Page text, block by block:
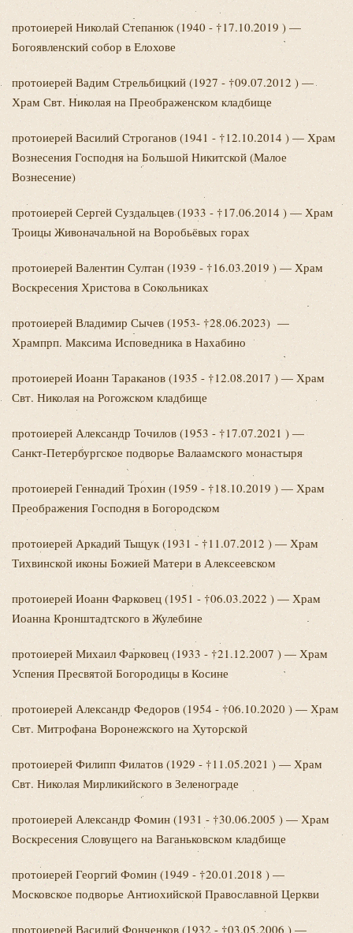
протоиерей Николай Степанюк (1940 - †17.10.2019 ) —
Богоявленский собор в Елохове
протоиерей Вадим Стрельбицкий (1927 - †09.07.2012 ) —
Храм Свт. Николая на Преображенском кладбище
протоиерей Василий Строганов (1941 - †12.10.2014 ) — Храм
Вознесения Господня на Большой Никитской (Малое
Вознесение)
протоиерей Сергей Суздальцев (1933 - †17.06.2014 ) — Храм
Троицы Живоначальной на Воробьёвых горах
протоиерей Валентин Султан (1939 - †16.03.2019 ) — Храм
Воскресения Христова в Сокольниках
протоиерей Владимир Сычев (1953- †28.06.2023) —
Хрампрп. Максима Исповедника в Нахабино
протоиерей Иоанн Тараканов (1935 - †12.08.2017 ) — Храм
Свт. Николая на Рогожском кладбище
протоиерей Александр Точилов (1953 - †17.07.2021 ) —
Санкт-Петербургское подворье Валаамского монастыря
протоиерей Геннадий Трохин (1959 - †18.10.2019 ) — Храм
Преображения Господня в Богородском
протоиерей Аркадий Тыщук (1931 - †11.07.2012 ) — Храм
Тихвинской иконы Божией Матери в Алексеевском
протоиерей Иоанн Фарковец (1951 - †06.03.2022 ) — Храм
Иоанна Кронштадтского в Жулебине
протоиерей Михаил Фарковец (1933 - †21.12.2007 ) — Храм
Успения Пресвятой Богородицы в Косине
протоиерей Александр Федоров (1954 - †06.10.2020 ) — Храм
Свт. Митрофана Воронежского на Хуторской
протоиерей ФилиппФилатов (1929 - †11.05.2021 ) — Храм
Свт. Николая Мирликийского в Зеленограде
протоиерей Александр Фомин (1931 - †30.06.2005 ) — Храм
Воскресения Словущего на Ваганьковском кладбище
протоиерей Георгий Фомин (1949 - †20.01.2018 ) —
Московское подворье Антиохийской Православной Церкви
протоиерей Василий Фонченков (1932 - †03.05.2006 ) —